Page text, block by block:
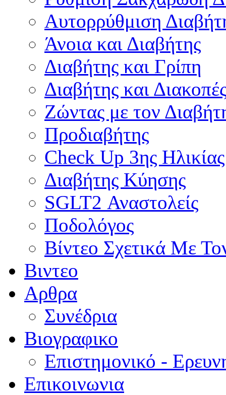
Αυτορρύθμιση
Άνοια και Διαβήτης
Διαβήτης και Γρίπη
Διαβήτης και
Ζώντας με τον
Προδιαβήτης
Check Up 3ης Ηλικίας
Διαβήτης Κύησης
SGLT2 Αναστολείς
Ποδολόγος
Βίντεο Σχετικά Με
Βιντεο
Αρθρα
Συνέδρια
Βιογραφικο
Επιστημονικό -
Επικοινωνια